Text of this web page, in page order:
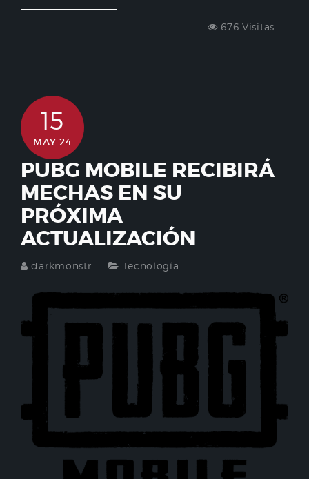
676 Visitas
15
MAY 24
PUBG MOBILE RECIBIRÁ
MECHAS EN SU
PRÓXIMA
ACTUALIZACIÓN
darkmonstr Tecnología